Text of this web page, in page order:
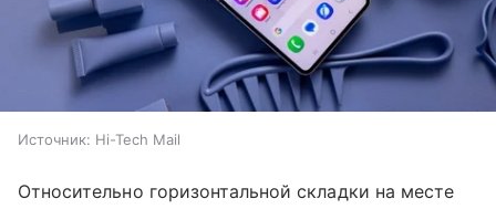
Источник: Hi-Tech Mail
Относительно горизонтальной складки на месте